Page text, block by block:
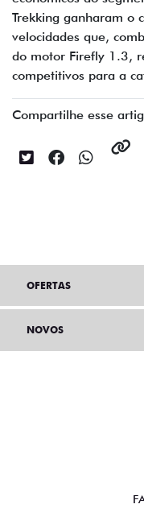
Trekking ganharam o
velocidades que,
do motor Firefly 1.3,
competitivos para a
Compartilhe esse
OFERTAS
NOVOS